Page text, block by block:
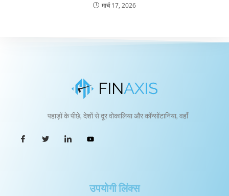
मार्च 17, 2026
पहाड़ों के पीछे, देशों से दूर वोकालिया और कॉन्सोंटानिया, वहाँ
उपयोगी लिंक्स